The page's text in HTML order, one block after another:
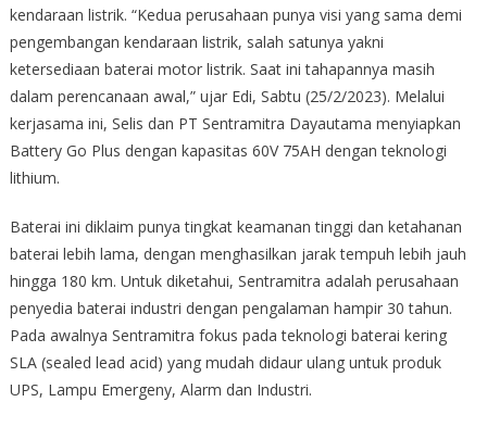
kendaraan listrik. “Kedua perusahaan punya visi yang sama demi
pengembangan kendaraan listrik, salah satunya yakni
ketersediaan baterai motor listrik. Saat ini tahapannya masih
dalam perencanaan awal,” ujar Edi, Sabtu (25/2/2023). Melalui
kerjasama ini, Selis dan PT Sentramitra Dayautama menyiapkan
Battery Go Plus dengan kapasitas 60V 75AH dengan teknologi
lithium.
Baterai ini diklaim punya tingkat keamanan tinggi dan ketahanan
baterai lebih lama, dengan menghasilkan jarak tempuh lebih jauh
hingga 180 km. Untuk diketahui, Sentramitra adalah perusahaan
penyedia baterai industri dengan pengalaman hampir 30 tahun.
Pada awalnya Sentramitra fokus pada teknologi baterai kering
SLA (sealed lead acid) yang mudah didaur ulang untuk produk
UPS, Lampu Emergeny, Alarm dan Industri.